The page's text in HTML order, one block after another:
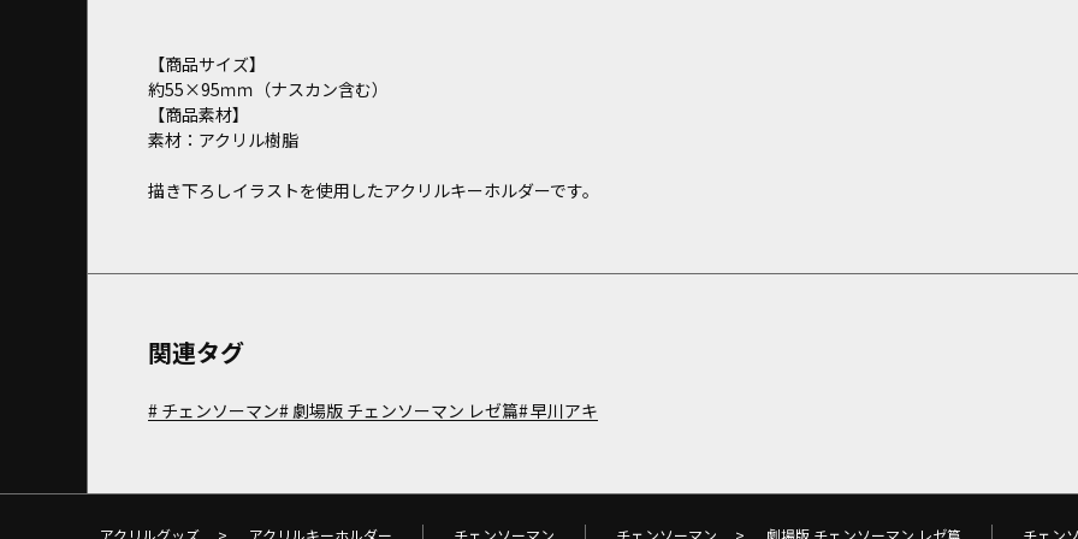
【商品サイズ】
約55×95ｍｍ（ナスカン含む）
【商品素材】
素材：アクリル樹脂
描き下ろしイラストを使用したアクリルキーホルダーです。
関連タグ
チェンソーマン 劇場版 チェンソーマン レゼ篇 早川アキ
アクリルグッズ > アクリルキーホルダー チェンソーマン チェンソーマン > 劇場版 チェンソーマン レゼ篇 チェン